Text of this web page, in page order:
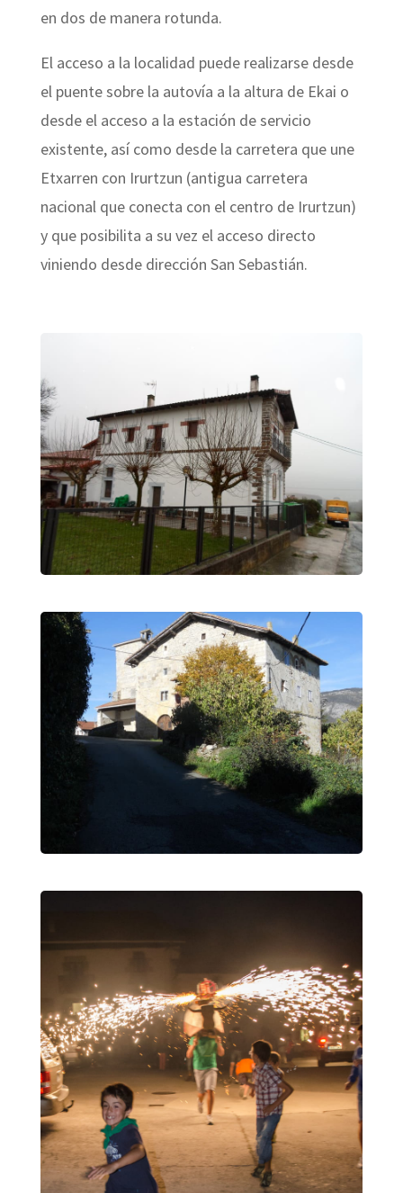
en dos de manera rotunda.
El acceso a la localidad puede realizarse desde
el puente sobre la autovía a la altura de Ekai o
desde el acceso a la estación de servicio
existente, así como desde la carretera que une
Etxarren con Irurtzun (antigua carretera
nacional que conecta con el centro de Irurtzun)
y que posibilita a su vez el acceso directo
viniendo desde dirección San Sebastián.